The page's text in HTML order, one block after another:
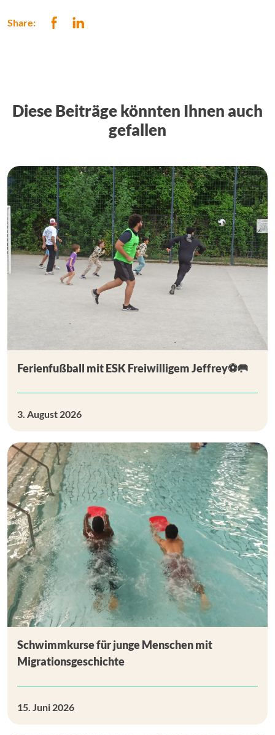
Share:
Diese Beiträge könnten Ihnen auch
gefallen
Ferienfußball mit ESK Freiwilligem Jeffrey⚽🥅
3. August 2026
Schwimmkurse für junge Menschen mit
Migrationsgeschichte
15. Juni 2026